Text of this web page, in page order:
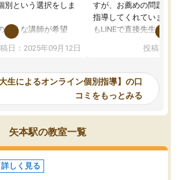
別という選択をしま
ような講師が希望
付帯するかなど選ぶ
、その講師で良いか
する事ができま
面談の講師の方で決
使用した単語帳の
ちらで出される形
日：2025年09月12日
すが、お薦めの問題集や
指導してくれています。
もLINEで直接先生に質問
めれるので、個人に合
いなのがあり(有料)、受
ことをどんなスケジュー
くか相談したのですが、
ち期待したものではなく
くなってきたようなので
投稿日：
生によるオンライン個別指導】の口
コミをもっとみる
矢本駅の教室一覧
詳しく見る